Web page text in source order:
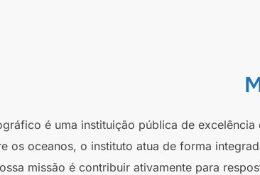
é uma instituição pública de
os oceanos, o instituto atua de forma
missão é contribuir ativamente para